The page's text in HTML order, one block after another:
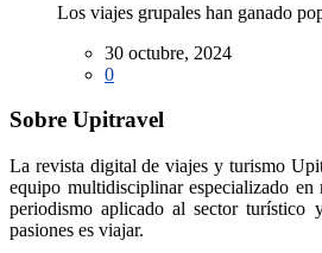
Los viajes grupales han ganado
30 octubre, 2024
0
Sobre Upitravel
La revista digital de viajes y turismo
equipo multidisciplinar especializado
periodismo aplicado al sector turístico
pasiones es viajar.